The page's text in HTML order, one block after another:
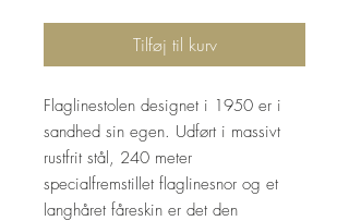
Tilføj til kurv
Flaglinestolen designet i 1950 er i
sandhed sin egen. Udført i massivt
rustfrit stål, 240 meter
specialfremstillet flaglinesnor og et
langhåret fåreskin er det den